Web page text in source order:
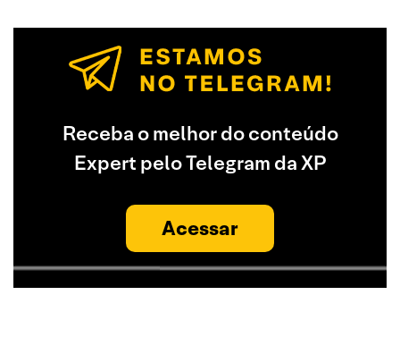
Receba o melhor do conteúdo
Expert pelo Telegram da XP
Acessar